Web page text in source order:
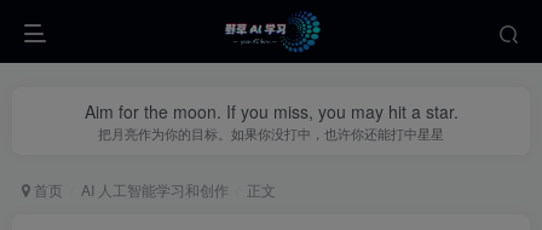
Aim for the moon. If you miss, you may hit a star.
把月亮作为你的目标。如果你没打中，也许你还能打中星星
首页 AI 人工智能学习和创作 正文